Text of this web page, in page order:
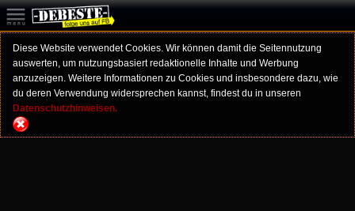
Diese Website verwendet Cookies. Wir können damit die Seitennutzung
auswerten, um nutzungsbasiert redaktionelle Inhalte und Werbung
anzuzeigen. Weitere Informationen zu Cookies und insbesondere dazu, wie
du deren Verwendung widersprechen kannst, findest du in unseren
Datenschutzhinweisen.